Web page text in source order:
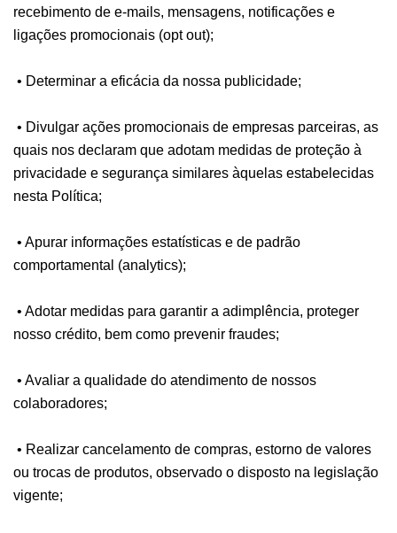
recebimento de e-mails, mensagens, notificações e
ligações promocionais (opt out);
• Determinar a eficácia da nossa publicidade;
• Divulgar ações promocionais de empresas parceiras, as
quais nos declaram que adotam medidas de proteção à
privacidade e segurança similares àquelas estabelecidas
nesta Política;
• Apurar informações estatísticas e de padrão
comportamental (analytics);
• Adotar medidas para garantir a adimplência, proteger
nosso crédito, bem como prevenir fraudes;
• Avaliar a qualidade do atendimento de nossos
colaboradores;
• Realizar cancelamento de compras, estorno de valores
ou trocas de produtos, observado o disposto na legislação
vigente;